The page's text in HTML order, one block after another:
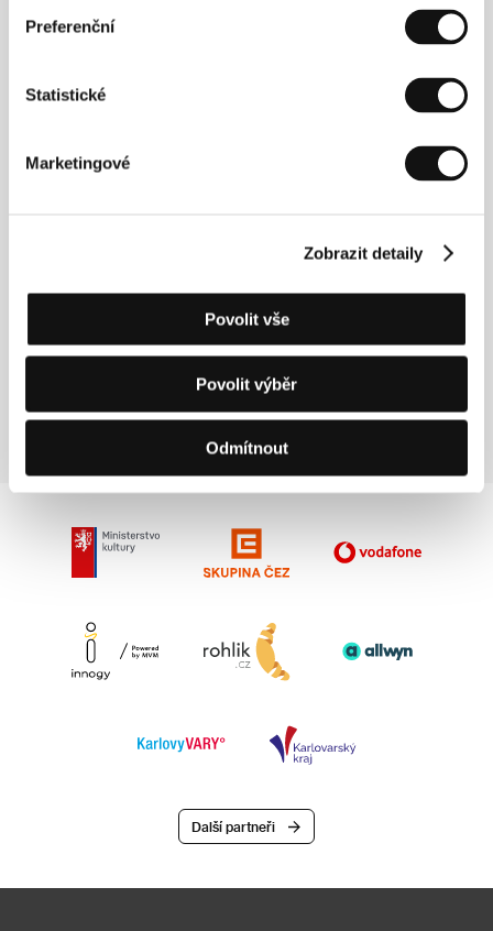
Preferenční
Statistické
Marketingové
Zobrazit detaily
Povolit vše
Povolit výběr
Odmítnout
(1974, Lisieux, Francie) započal svou
kariéru režií trilogie situované do New Yorku (2003–
Benátkách. Jeho šestý krátký film
Podivíni(2014) do svého vysílání zařadila televize
Francie
Tel: +33 171 181 081
contact@lesfilmsvelvet.com
Další partneři